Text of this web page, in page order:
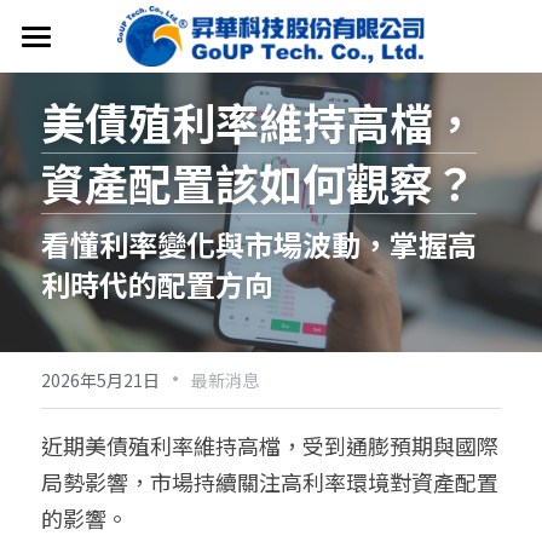
首頁
S(AI)aS平台
CloudWinner(AI)會員服務比較表
CloudWinner(AI)保險大贏家(專業版)
CloudWinner(AI)保險贏家(企業版)
CloudWE贏家保經代行政管理平台
CloudWEWin贏家行動投保HUB
業務系統
Proposal贏家保險建議書系統
Application贏家保險要保書系統
贏家保險電子商務系統
贏家保險銀保新契約管理系統
保單健診智能引擎租賃(含險種資訊源)
會員服務
即時 Line(線上客服)
CloudWinner(AI)會員服務比較表
CloudWinner(AI)申請(7天免費試用)
關於昇華
加入我們
搜索
繁體中文
美債殖利率維持高檔，
資產配置該如何觀察？
看懂利率變化與市場波動，掌握高
利時代的配置方向
2026年5月21日 · 最新消息
近期美債殖利率維持高檔，受到通膨預期與國際
局勢影響，市場持續關注高利率環境對資產配置
的影響。